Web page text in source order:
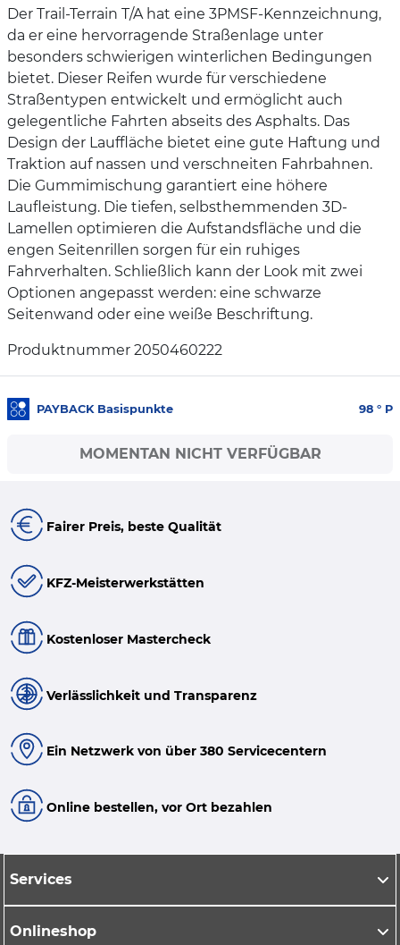
Der Trail-Terrain T/A hat eine 3PMSF-Kennzeichnung,
da er eine hervorragende Straßenlage unter
besonders schwierigen winterlichen Bedingungen
bietet. Dieser Reifen wurde für verschiedene
Straßentypen entwickelt und ermöglicht auch
gelegentliche Fahrten abseits des Asphalts. Das
Design der Lauffläche bietet eine gute Haftung und
Traktion auf nassen und verschneiten Fahrbahnen.
Die Gummimischung garantiert eine höhere
Laufleistung. Die tiefen, selbsthemmenden 3D-
Lamellen optimieren die Aufstandsfläche und die
engen Seitenrillen sorgen für ein ruhiges
Fahrverhalten. Schließlich kann der Look mit zwei
Optionen angepasst werden: eine schwarze
Seitenwand oder eine weiße Beschriftung.
Produktnummer 2050460222
PAYBACK Basispunkte 98 ° P
MOMENTAN NICHT VERFÜGBAR
Fairer Preis, beste Qualität
KFZ-Meisterwerkstätten
Kostenloser Mastercheck
Verlässlichkeit und Transparenz
Ein Netzwerk von über 380 Servicecentern
Online bestellen, vor Ort bezahlen
Services
Onlineshop